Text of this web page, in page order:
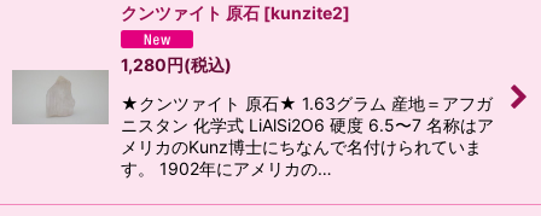
クンツァイト 原石 [kunzite2]
1,280円(税込)
★クンツァイト 原石★ 1.63グラム 産地＝アフガ
ニスタン 化学式 LiAlSi2O6 硬度 6.5〜7 名称はア
メリカのKunz博士にちなんで名付けられていま
す。 1902年にアメリカの…